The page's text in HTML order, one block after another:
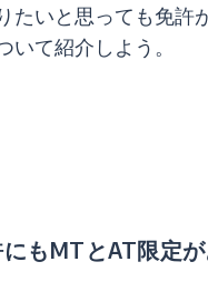
たいと思っても免許
て紹介しよう。
もMTとAT限定